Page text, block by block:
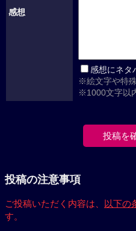
感想
感想にネタ
※絵文字や特
※1000文字以
投稿の注意事項
ご投稿いただく内容は、 以下の
す。